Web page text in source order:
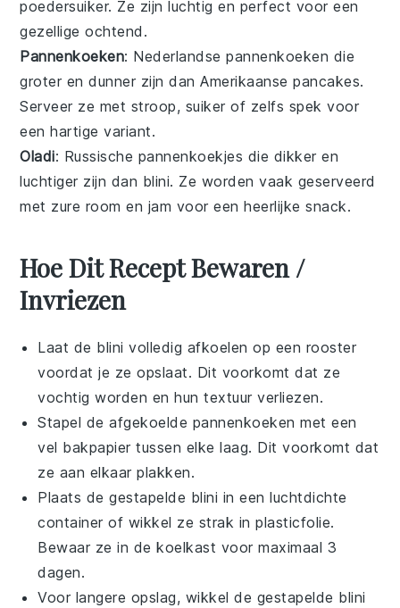
poedersuiker. Ze zijn luchtig en perfect voor een
gezellige ochtend.
Pannenkoeken: Nederlandsepannenkoeken die
groter en dunner zijn dan Amerikaanse pancakes.
Serveer ze met stroop, suiker of zelfs spek voor
een hartige variant.
Oladi: Russische pannenkoekjes die dikker en
luchtiger zijn dan blini. Ze worden vaak geserveerd
met zure room en jam voor een heerlijke snack.
Hoe Dit Recept Bewaren /
Invriezen
Laat de blini volledig afkoelen op een rooster
voordat je ze opslaat. Dit voorkomt dat ze
vochtig worden en hun textuur verliezen.
Stapel de afgekoelde pannenkoeken met een
vel bakpapier tussen elke laag. Dit voorkomt dat
ze aan elkaar plakken.
Plaats de gestapelde blini in een luchtdichte
container of wikkel ze strak in plasticfolie.
Bewaar ze in de koelkast voor maximaal 3
dagen.
Voor langere opslag, wikkel de gestapelde blini